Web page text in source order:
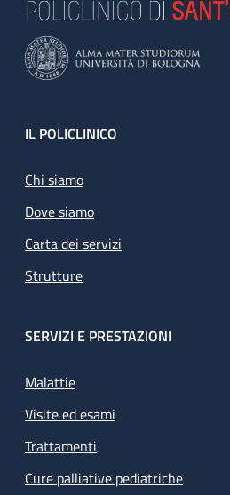
Footer
IL POLICLINICO
Chi siamo
Dove siamo
Carta dei servizi
Strutture
SERVIZI E PRESTAZIONI
Malattie
Visite ed esami
Trattamenti
Cure palliative pediatriche